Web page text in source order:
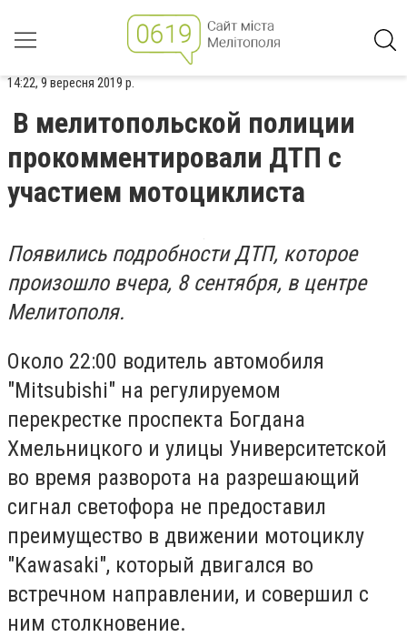
14:22, 9 вересня 2019 р.
В мелитопольской полиции
прокомментировали ДТП с
участием мотоциклиста
Появились подробности ДТП, которое
произошло вчера, 8 сентября, в центре
Мелитополя.
Около 22:00 водитель автомобиля
"Mitsubishi" на регулируемом
перекрестке проспекта Богдана
Хмельницкого и улицы Университетской
во время разворота на разрешающий
сигнал светофора не предоставил
преимущество в движении мотоциклу
"Kawasaki", который двигался во
встречном направлении, и совершил с
ним столкновение.